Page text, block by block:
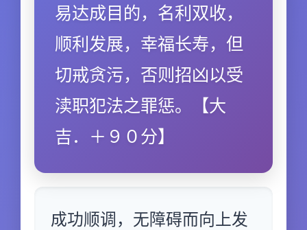
易达成目的，名利双收，
顺利发展，幸福长寿，但
切戒贪污，否则招凶以受
渎职犯法之罪惩。【大
吉．＋９０分】
成功顺调，无障碍而向上发